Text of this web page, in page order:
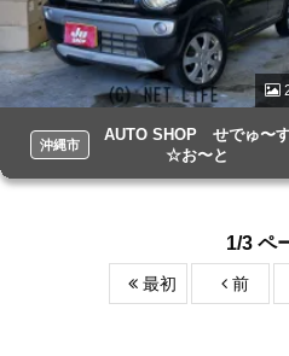
沖縄市
AUTO SHOP せでゅ〜
☆お〜と
1/3 ペ
最初 前